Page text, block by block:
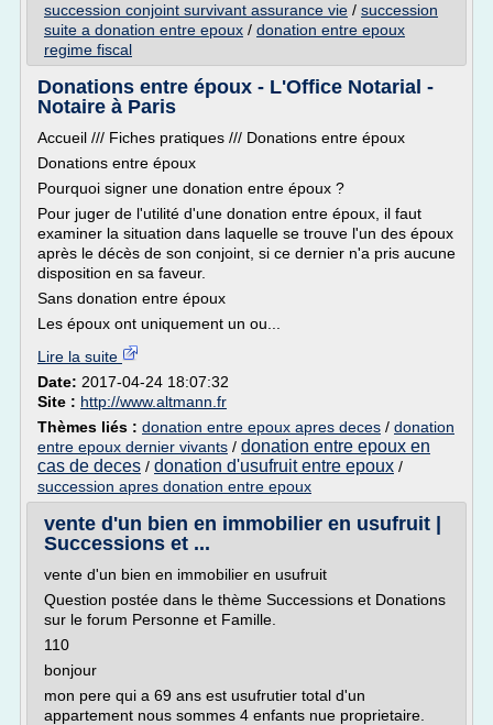
succession conjoint survivant assurance vie / succession
suite a donation entre epoux / donation entre epoux
regime fiscal
Donations entre époux - L'Office Notarial -
Notaire à Paris
Accueil /// Fiches pratiques /// Donations entre époux
Donations entre époux
Pourquoi signer une donation entre époux ?
Pour juger de l'utilité d'une donation entre époux, il faut
examiner la situation dans laquelle se trouve l'un des époux
après le décès de son conjoint, si ce dernier n'a pris aucune
disposition en sa faveur.
Sans donation entre époux
Les époux ont uniquement un ou...
Lire la suite
Date: 2017-04-24 18:07:32
Site : http://www.altmann.fr
Thèmes liés : donation entre epoux apres deces / donation
entre epoux dernier vivants / donation entre epoux en
cas de deces / donation d'usufruit entre epoux /
succession apres donation entre epoux
vente d'un bien en immobilier en usufruit |
Successions et ...
vente d'un bien en immobilier en usufruit
Question postée dans le thème Successions et Donations
sur le forum Personne et Famille.
110
bonjour
mon pere qui a 69 ans est usufrutier total d'un
appartement nous sommes 4 enfants nue proprietaire.